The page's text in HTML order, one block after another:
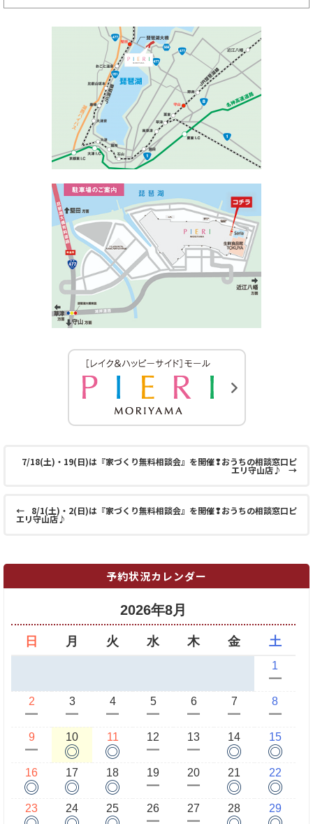
7/18(土)・19(日)は『家づくり無料相談会』を開催❢おうちの相談窓口ピ
エリ守山店♪ →
← 8/1(土)・2(日)は『家づくり無料相談会』を開催❢おうちの相談窓口ピ
エリ守山店♪
予約状況カレンダー
2026年8月
日 月 火 水 木 金 土
1
ー
2
ー
3
ー
4
ー
5
ー
6
ー
7
ー
8
ー
9
ー
10
◎
11
◎
12
ー
13
ー
14
◎
15
◎
16
◎
17
◎
18
◎
19
ー
20
ー
21
◎
22
◎
23 24 25 26 27 28 29